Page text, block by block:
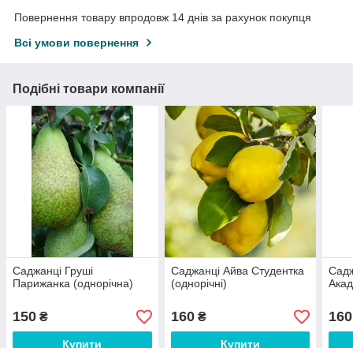
Повернення товару впродовж 14 днів за рахунок покупця
Всі умови повернення
Подібні товари компанії
Саджанці Груші
Парижанка (однорічна)
150 ₴
Купити
Саджанці Айва Студентка
(однорічні)
160₴
Купити
160